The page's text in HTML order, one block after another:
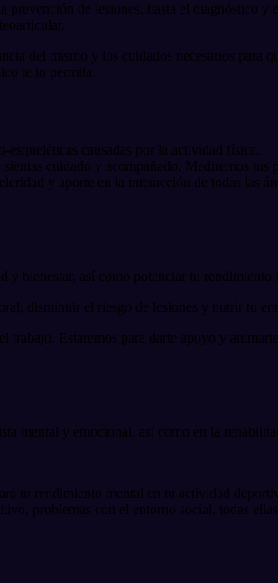
de lesiones, hasta el diagnóstico
del mismo y los cuidados necesarios para
te lo permita.
causadas por la actividad física.
cuidado y acompañado. Mediremos tus
y aporte en la interacción de todas las
y bienestar, así como potenciar tu rendimiento
disminuir el riesgo de lesiones y nutrir tu
Estaremos para darte apoyo y
mental y emocional, así como en la
tu rendimiento mental en tu actividad
problemas con el entorno social, todas